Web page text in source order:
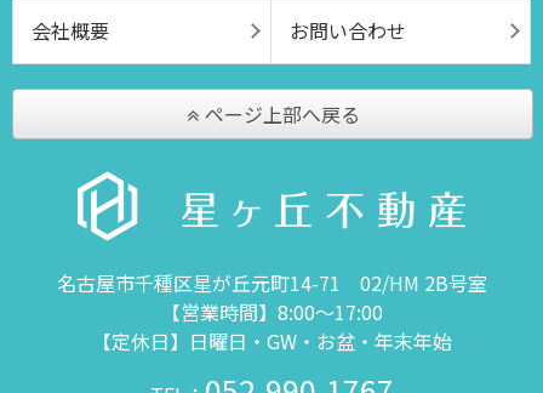
会社概要 お問い合わせ
ページ上部へ戻る
名古屋市千種区星が丘元町14-71 02/HM 2B号室
【営業時間】8:00～17:00
【定休日】日曜日・GW・お盆・年末年始